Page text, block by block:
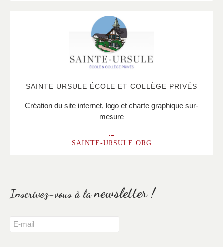
SAINTE URSULE ÉCOLE ET COLLÈGE PRIVÉS
Création du site internet, logo et charte graphique sur-
mesure
SAINTE-URSULE.ORG
Inscrivez-vous à lanewsletter !